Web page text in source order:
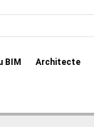
BIM Architecte